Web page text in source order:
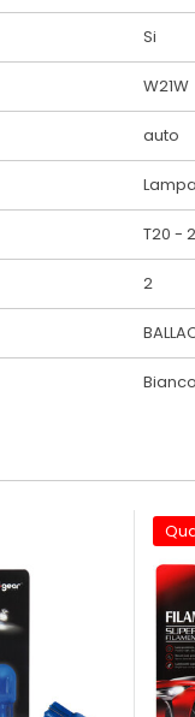
Si
W21W
auto
T20 -
2